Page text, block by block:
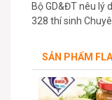
Bộ GD&ĐT nêu lý
328 thí sinh
tất cả các môn tốt
SẢN PHẨM